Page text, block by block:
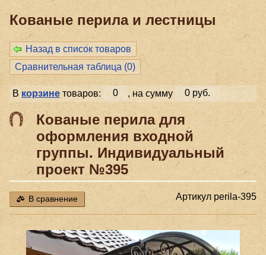
Кованые перила и лестницы
Назад в список товаров
Сравнительная таблица (0)
В корзинетоваров: 0 , на сумму 0 руб.
Кованые перила для
оформления входной
группы. Индивидуальный
проект №395
В сравнение Артикул perila-395